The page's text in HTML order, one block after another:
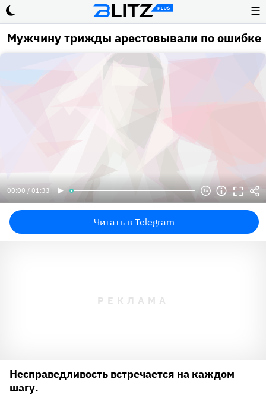
☰
Мужчину трижды арестовывали по ошибке
00:00 / 01:33
Читать в Telegram
Несправедливость встречается на каждом
шагу.